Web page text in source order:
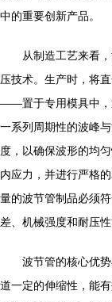
中的重要创新产品。
从制造工艺来看
压技术。生产时，将
——置于专用模具中，
一系列周期性的波峰
度，以确保波形的均
内应力，并进行严格
量的波节管制品必须
差、机械强度和耐压性
波节管的核心优
道一定的伸缩性，能